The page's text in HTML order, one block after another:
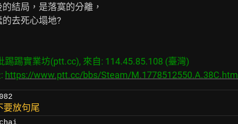
結局，是落寞的分離，
去死心塌地?
踢踢實業坊(ptt.cc), 來自: 114.45.85.108 (臺灣)
https://www.ptt.cc/bbs/Steam/M.1778512550.A.38C.html
要放句尾